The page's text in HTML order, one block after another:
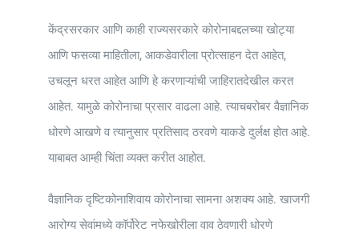
केंद्रसरकार आणि काही राज्यसरकारे कोरोनाबद्दलच्या खोट्या
आणि फसव्या माहितीला, आकडेवारीला प्रोत्साहन देत आहेत,
उचलून धरत आहेत आणि हे करणाऱ्यांची जाहिरातदेखील करत
आहेत. यामुळे कोरोनाचा प्रसार वाढला आहे. त्याचबरोबर वैज्ञानिक
धोरणे आखणे व त्यानुसार प्रतिसाद ठरवणे याकडे दुर्लक्ष होत आहे.
याबाबत आम्ही चिंता व्यक्त करीत आहोत.
वैज्ञानिक दृष्टिकोनाशिवाय कोरोनाचा सामना अशक्य आहे. खाजगी
आरोग्य सेवांमध्ये कॉर्पोरेट नफेखोरीला वाव ठेवणारी धोरणे